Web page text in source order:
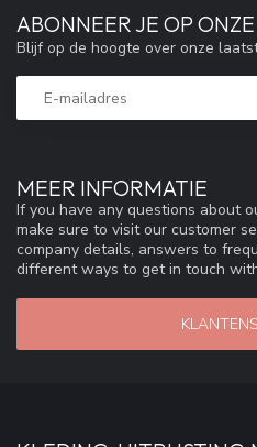
MEER INFORMATIE
If you have any questions about
make sure to visit our customer
company details, answers to
different ways to get in touch
ABONNEER JE OP
Blijf op de hoogte over onze